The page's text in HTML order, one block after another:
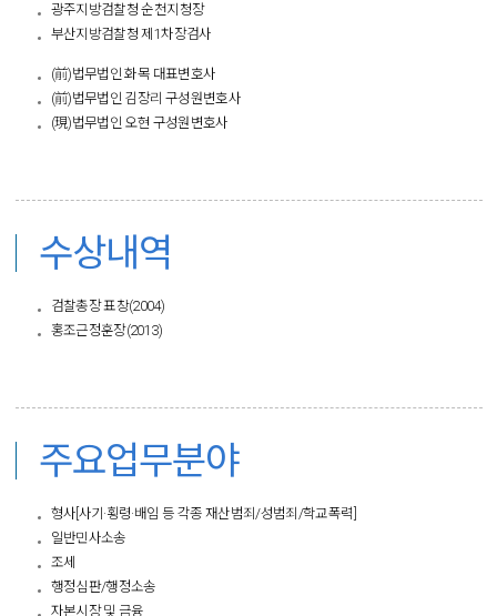
광주지방검찰청 순천지청장
부산지방검찰청 제1차장검사
(前)법무법인 화목 대표변호사
(前)법무법인 김장리 구성원변호사
(現)법무법인 오현 구성원변호사
수상내역
검찰총장 표창(2004)
홍조근정훈장(2013)
주요업무분야
형사[사기·횡령·배임 등 각종 재산범죄/성범죄/학교폭력]
일반민사소송
조세
행정심판/행정소송
자본시장 및 금융